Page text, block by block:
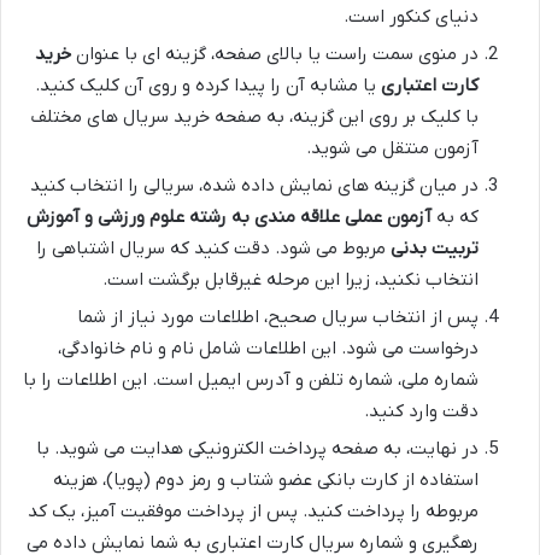
دنیای کنکور است.
در منوی سمت راست یا بالای صفحه، گزینه ای با عنوان خرید
کارت اعتباری یا مشابه آن را پیدا کرده و روی آن کلیک کنید.
با کلیک بر روی این گزینه، به صفحه خرید سریال های مختلف
آزمون منتقل می شوید.
در میان گزینه های نمایش داده شده، سریالی را انتخاب کنید
که بهآزمون عملی علاقه مندی به رشته علوم ورزشی و آموزش
تربیت بدنی مربوط می شود. دقت کنید که سریال اشتباهی را
انتخاب نکنید، زیرا این مرحله غیرقابل برگشت است.
پس از انتخاب سریال صحیح، اطلاعات مورد نیاز از شما
درخواست می شود. این اطلاعات شامل نام و نام خانوادگی،
شماره ملی، شماره تلفن و آدرس ایمیل است. این اطلاعات را با
دقت وارد کنید.
در نهایت، به صفحه پرداخت الکترونیکی هدایت می شوید. با
استفاده از کارت بانکی عضو شتاب و رمز دوم (پویا)، هزینه
مربوطه را پرداخت کنید. پس از پرداخت موفقیت آمیز، یک کد
رهگیری و شماره سریال کارت اعتباری به شما نمایش داده می